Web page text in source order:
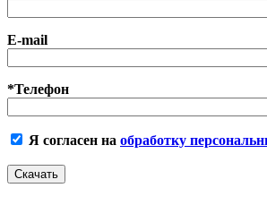
E-mail
*Телефон
Я согласен на обработку